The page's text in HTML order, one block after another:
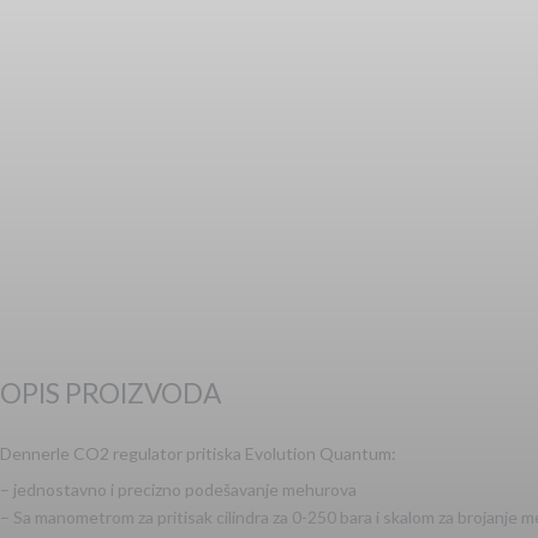
OPIS PROIZVODA
Dennerle CO2 regulator pritiska Evolution Quantum:
– jednostavno i precizno podešavanje mehurova
– Sa manometrom za pritisak cilindra za 0-250 bara i skalom za brojanje